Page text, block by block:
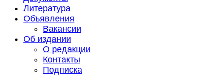
Литература
Объявления
Вакансии
Об издании
О редакции
Контакты
Подписка